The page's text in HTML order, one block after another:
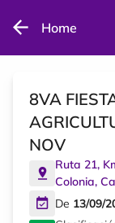
Home
8VA
NOV
Ruta 21,
Colonia,
De 13/09/